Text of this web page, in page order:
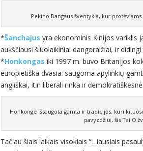
Pekino Dangaus šventykla, kur
*Šanchajus yra ekonominis Kinijos variklis
aukščiausi šiuolaikiniai dangoraižiai, ir
*Honkongas iki 1997 m. buvo Britanijos
europietiška dvasia: saugoma apylinkių
angliškai, itin liberali rinka ir
Honkonge išsaugota gamta ir tradicijos, kuri
pavyzdžiui, šis Tai O
Tačiau šiais laikais visokiais “…iausiais